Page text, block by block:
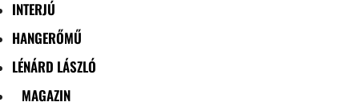
INTERJÚ
HANGERŐMŰ
LÉNÁRD LÁSZLÓ
MAGAZIN